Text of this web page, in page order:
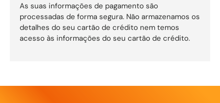
As suas informações de pagamento são
processadas de forma segura. Não armazenamos os
detalhes do seu cartão de crédito nem temos
acesso às informações do seu cartão de crédito.